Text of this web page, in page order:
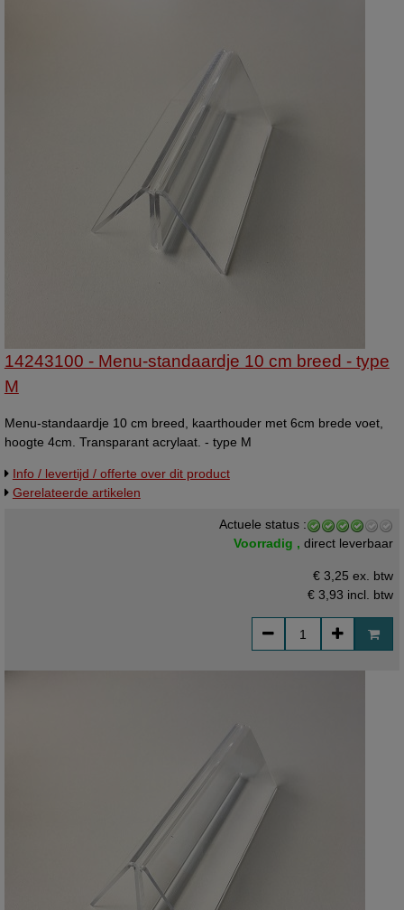
14243100 - Menu-standaardje 10 cm breed - type
M
Menu-standaardje 10 cm breed, kaarthouder met 6cm brede voet,
hoogte 4cm. Transparant acrylaat. - type M
Info / levertijd / offerte over dit product
Gerelateerde artikelen
Actuele status :
Voorradig ,direct leverbaar
€ 3,25 ex. btw
€ 3,93 incl. btw